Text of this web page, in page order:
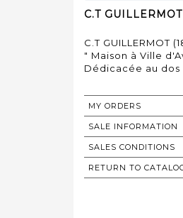
C.T
C.T GUILLERMOT
" Maison à Ville
Dédicacée au dos
MY ORDERS
SALE INFORMATION
SALES CONDITIONS
RETURN TO